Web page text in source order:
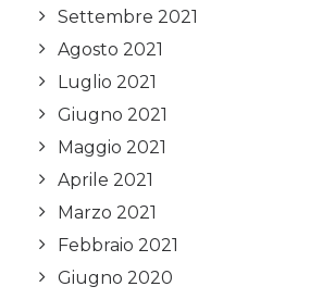
Settembre 2021
Agosto 2021
Luglio 2021
Giugno 2021
Maggio 2021
Aprile 2021
Marzo 2021
Febbraio 2021
Giugno 2020